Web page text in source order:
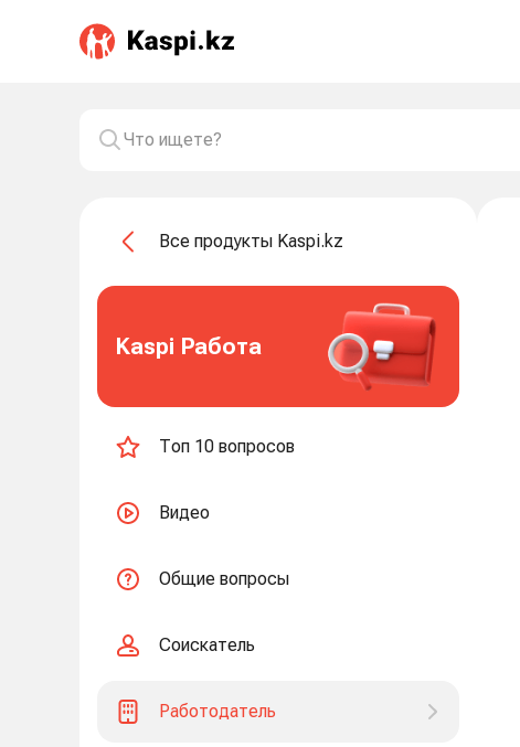
Все продукты Kaspi.kz
Kaspi Работа
Топ 10 вопросов
Видео
Общие вопросы
Соискатель
Работодатель